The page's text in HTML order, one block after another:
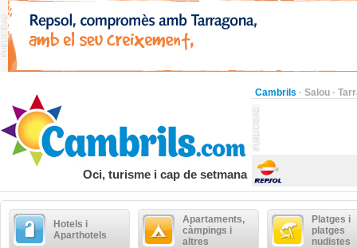
Cambrils · Salou ·
Oci, turisme i cap de setmana
Hotels i
Aparthotels
Apartaments,
càmpings i
altres
Platges i
platges
nudistes